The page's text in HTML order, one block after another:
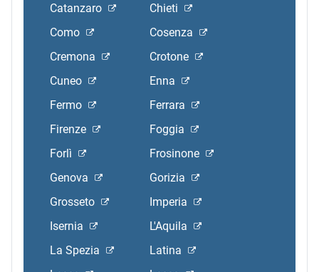
Catanzaro
Chieti
Como
Cosenza
Cremona
Crotone
Cuneo
Enna
Fermo
Ferrara
Firenze
Foggia
Forlì
Frosinone
Genova
Gorizia
Grosseto
Imperia
Isernia
L'Aquila
La Spezia
Latina